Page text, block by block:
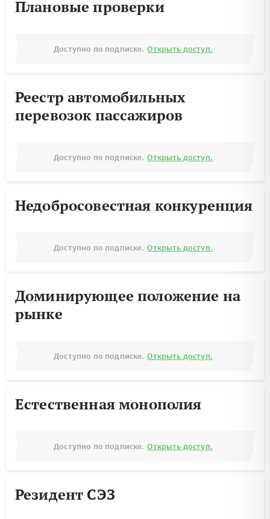
Плановые проверки
Доступно по подписке. Открыть доступ.
Реестр автомобильных
перевозок пассажиров
Доступно по подписке. Открыть доступ.
Недобросовестная конкуренция
Доступно по подписке. Открыть доступ.
Доминирующее положение на
рынке
Доступно по подписке. Открыть доступ.
Естественная монополия
Доступно по подписке. Открыть доступ.
Резидент СЭЗ